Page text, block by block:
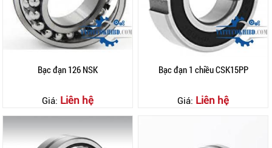
Bạc đạn 126 NSK
Giá: Liên hệ
Bạc đạn 1 chiều CSK15PP
Giá: Liên hệ